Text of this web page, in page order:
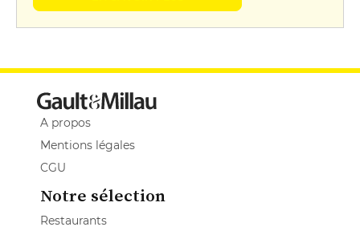
A propos
Mentions légales
CGU
Notre sélection
Restaurants